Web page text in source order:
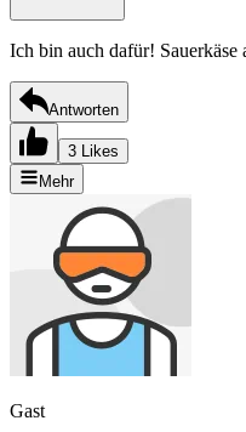
Ich bin auch dafür! Sauerkäse
Antworten
3 Likes
Mehr
Gast